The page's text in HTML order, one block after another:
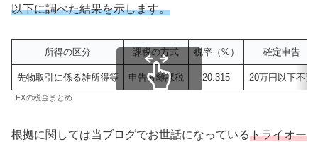
以下に調べた結果を示します。
所得の区分 課税の方式 税率（%） 確定申告
先物取引に係る雑所得等 申告分離課税 20.315 20万円以下不要
FXの税金まとめ
根拠に関しては当ブログでお世話になっているトライオー